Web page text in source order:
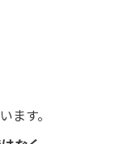
ます。